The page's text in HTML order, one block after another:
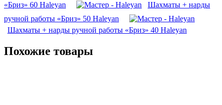
«Бриз» 60 Haleyan
Шахматы + нарды
ручной работы «Бриз» 50 Haleyan
Шахматы + нарды ручной работы «Бриз» 40 Haleyan
Похожие товары